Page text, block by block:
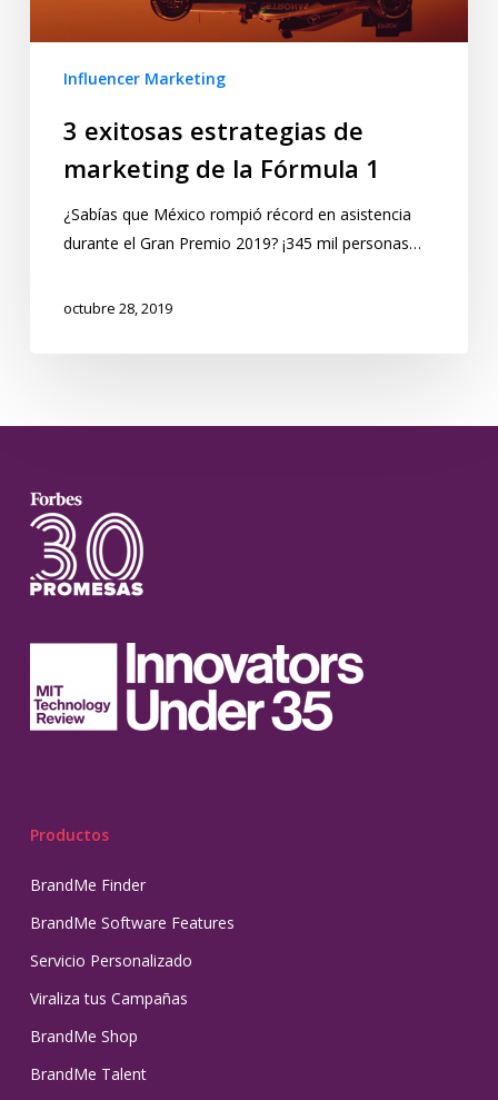
Influencer Marketing
3 exitosas estrategias de
marketing de la Fórmula 1
¿Sabías que México rompió récord en asistencia
durante el Gran Premio 2019? ¡345 mil personas…
octubre 28, 2019
Productos
BrandMe Finder
BrandMe Software Features
Servicio Personalizado
Viraliza tus Campañas
BrandMe Shop
BrandMe Talent